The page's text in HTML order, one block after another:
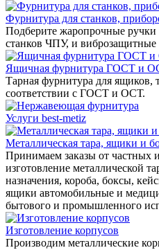
Фурнитура для станков,
Подберите жаропрочные
станков ЧПУ, и виброзащитные
Ящичная фурнитура ГОСТ и
Тарная фурнитура для ящиков,
соответствии с ГОСТ и ОСТ.
Услуги best-metiz
Металлическая тара, ящики и
Принимаем заказы от частных
изготовление металлической
назначения, короба, боксы,
ящики автомобильные и
бытового и промышленного
Изготовление корпусов
Производим металлические